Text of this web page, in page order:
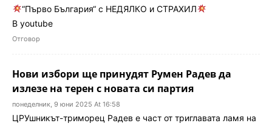
“Първо България“ с НЕДЯЛКО и СТРАХИЛ
В youtube
Отговор
Нови избори ще принудят Румен Радев да
излезе на терен с новата си партия
понеделник, 9 юни 2025 At 16:58
ЦРУшникът-триморец Радев е част от триглавата ламя на